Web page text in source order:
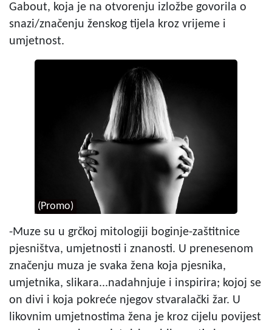
Gabout, koja je na otvorenju izložbe govorila o
snazi/značenju ženskog tijela kroz vrijeme i
umjetnost.
(Promo)
-Muze su u grčkoj mitologiji boginje-zaštitnice
pjesništva, umjetnosti i znanosti. U prenesenom
značenju muza je svaka žena koja pjesnika,
umjetnika, slikara...nadahnjuje i inspirira; kojoj se
on divi i koja pokreće njegov stvaralački žar. U
likovnim umjetnostima žena je kroz cijelu povijest